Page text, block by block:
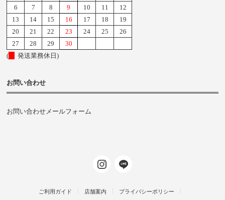
6
7 8 9 10 11
12
13
14 15 16 17 18
19
20
21 22 23 24 25
26
27
28 29
30
(
発送業務休日)
お問い合わせ
お問い合わせメールフォーム
ご利用ガイド 店舗案内 プライバシーポリシー